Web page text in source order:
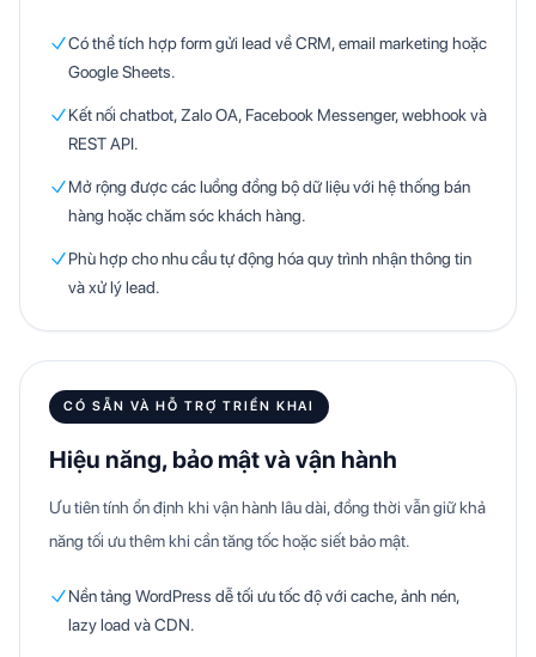
Có thể tích hợp form gửi lead về CRM, email marketing hoặc
Google Sheets.
Kết nối chatbot, Zalo OA, Facebook Messenger, webhook và
REST API.
Mở rộng được các luồng đồng bộ dữ liệu với hệ thống bán
hàng hoặc chăm sóc khách hàng.
Phù hợp cho nhu cầu tự động hóa quy trình nhận thông tin
và xử lý lead.
CÓ SẴN VÀ HỖ TRỢ TRIỂN KHAI
Hiệu năng, bảo mật và vận hành
Ưu tiên tính ổn định khi vận hành lâu dài, đồng thời vẫn giữ khả
năng tối ưu thêm khi cần tăng tốc hoặc siết bảo mật.
Nền tảng WordPress dễ tối ưu tốc độ với cache, ảnh nén,
lazy load và CDN.